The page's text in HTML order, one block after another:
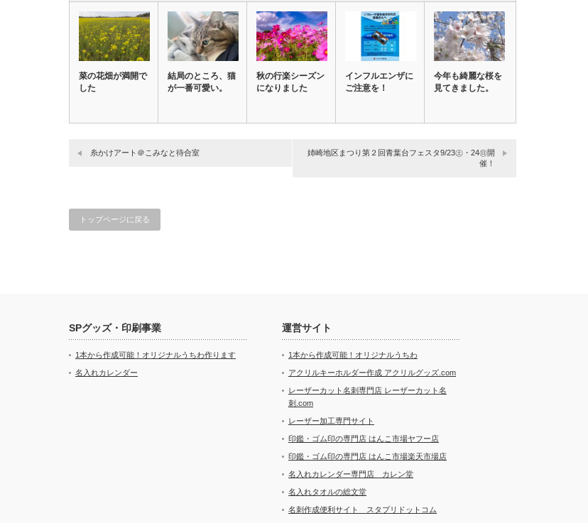
菜の花畑が満開で
した
結局のところ、猫
が一番可愛い。
秋の行楽シーズン
になりました
インフルエンザに
ご注意を！
今年も綺麗な桜を
見てきました。
糸かけアート＠こみなと待合室
姉崎地区まつり第２回青葉台フェスタ9/23㊏・24㊐開
催！
トップページに戻る
SPグッズ・印刷事業
1本から作成可能！オリジナルうちわ作ります
名入れカレンダー
運営サイト
1本から作成可能！オリジナルうちわ
アクリルキーホルダー作成 アクリルグッズ.com
レーザーカット名刺専門店 レーザーカット名
刺.com
レーザー加工専門サイト
印鑑・ゴム印の専門店 はんこ市場ヤフー店
印鑑・ゴム印の専門店 はんこ市場楽天市場店
名入れカレンダー専門店 カレン堂
名入れタオルの総文堂
名刺作成便利サイト スタプリドットコム